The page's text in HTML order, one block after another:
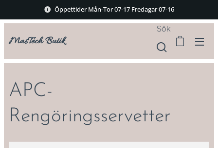
Öppettider Mån-Tor 07-17 Fredagar 07-16
MasTech Butik
Sök
APC-
Rengöringsservetter